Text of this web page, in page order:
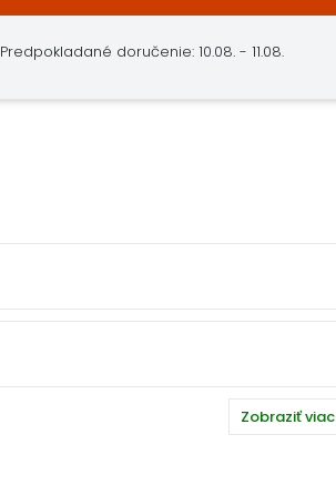
Predpokladané doručenie: 10.08. - 11.08.
Zobraziť viac